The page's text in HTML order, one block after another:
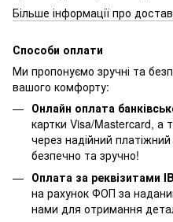
Більше інформації про
Способи оплати
Ми пропонуємо зручні та
вашого комфорту:
Онлайн оплата
картки Visa/Mastercard, а
через надійний
безпечно та зручно!
Оплата за реквізитами
на рахунок ФОП за
нами для отримання